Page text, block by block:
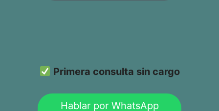
Primera consulta sin cargo
Hablar por WhatsApp